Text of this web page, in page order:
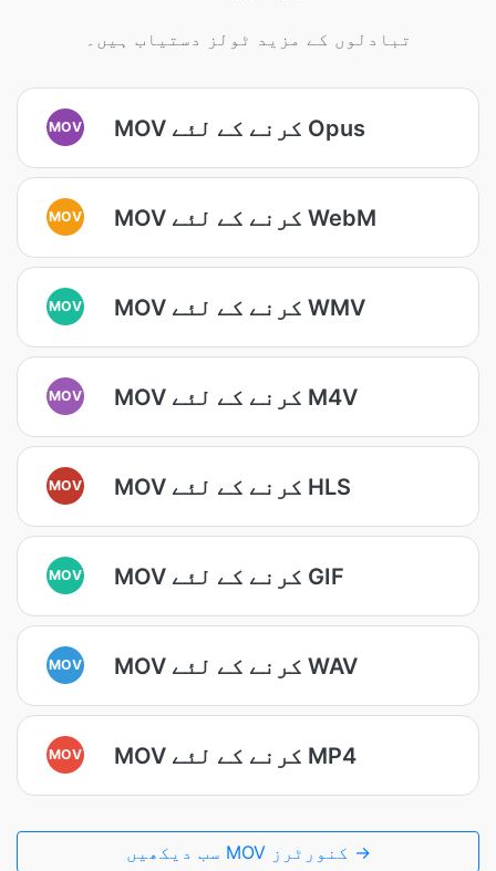
تبادلوں کے مزید ٹولز دستیاب ہیں۔
MOV MOV کرنے کے لئے Opus
MOV MOV کرنے کے لئے WebM
MOV MOV کرنے کے لئے WMV
MOV MOV کرنے کے لئے M4V
MOV MOV کرنے کے لئے HLS
MOV MOV کرنے کے لئے GIF
MOV MOV کرنے کے لئے WAV
MOV MOV کرنے کے لئے MP4
سب دیکھیں MOV کنورٹرز →